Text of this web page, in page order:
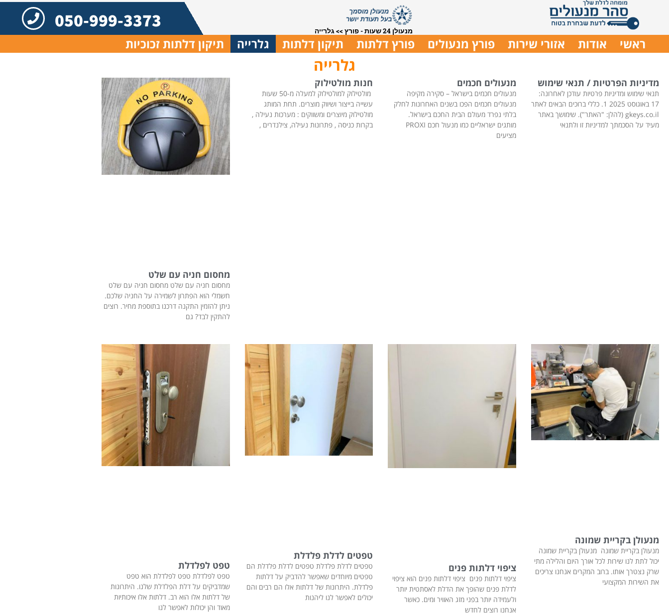
מנעולן 24 שעות - פורץ >>גלרייה 050-999-3373
ראשי אודות אזורי שירות פורץ מנעולים פורץ דלתות תיקון דלתות גלרייה תיקון דלתות זכוכיות
גלרייה
מדיניות הפרטיות / תנאי שימוש
תנאי שימוש ומדיניות פרטיות עודכן לאחרונה:
17 באוגוסט 2025 1. כללי ברוכים הבאים לאתר
gkeys.co.il (להלן: "האתר"). שימושך באתר
מעיד על הסכמתך למדיניות זו ולתנאי
מנעולים חכמים
מנעולים חכמים בישראל – סקירה מקיפה
מנעולים חכמים הפכו בשנים האחרונות לחלק
בלתי נפרד מעולם הבית החכם בישראל.
מותגים ישראליים כמו מנעול חכם PROXI
מציעים
חנות מולטילוק
מולטילוק למולטילוק למעלה מ-50 שעות
עשייה בייצור ושיווק מוצרים. תחת המותג
מולטילוק מיוצרים ומשווקים : מערכות נעילה ,
בקרות כניסה , פתרונות נעילה, צילנדרים ,
מחסום חניה עם שלט
מחסום חניה עם שלט מחסום חניה עם שלט
חשמלי הוא הפתרון לשמירה על החניה שלכם.
ניתן להזמין התקנה דרכנו בתוספת מחיר. רוצים
להתקין לבד? גם
מנעולן בקריית שמונה
מנעולן בקריית שמונה מנעולן בקריית שמונה
יכול לתת לנו שירות לכל אורך היום והלילה מתי
שרק נצטרך אותו. ברוב המקרים אנחנו צריכים
את השירות המקצועי
ציפוי דלתות פנים
ציפוי דלתות פנים ציפוי דלתות פנים הוא ציפוי
לדלת פנים שהופך את הדלת לאסתטית יותר
ולעמידה יותר בפני מזג האוויר ומים. כאשר
אנחנו רוצים לחדש
טפטים לדלת פלדלת
טפטים לדלת פלדלת טפטים לדלת פלדלת הם
טפטים מיוחדים שאפשר להדביק על דלתות
פלדלת. היתרונות של דלתות אלו הם רבים והם
יכולים לאפשר לנו ליהנות
טפט לפלדלת
טפט לפלדלת טפט לפלדלת הוא טפט
שמדביקים על דלת הפלדלת שלנו. היתרונות
של דלתות אלו הוא רב. דלתות אלו איכותיות
מאוד והן יכולות לאפשר לנו